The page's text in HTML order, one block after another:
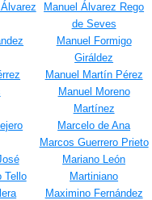
Manuel Álvarez Rego
de Seves
Manuel Formigo
Giráldez
Manuel Martín Pérez
Manuel Moreno
Martínez
Marcelo de Ana
Marcos Guerrero Prieto
Mariano León
Tello
Martiniano
Maximino Fernández